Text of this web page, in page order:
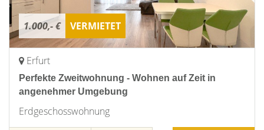
1.000,- € VERMIETET
Erfurt
Perfekte Zweitwohnung - Wohnen auf Zeit in
angenehmer Umgebung
Erdgeschosswohnung